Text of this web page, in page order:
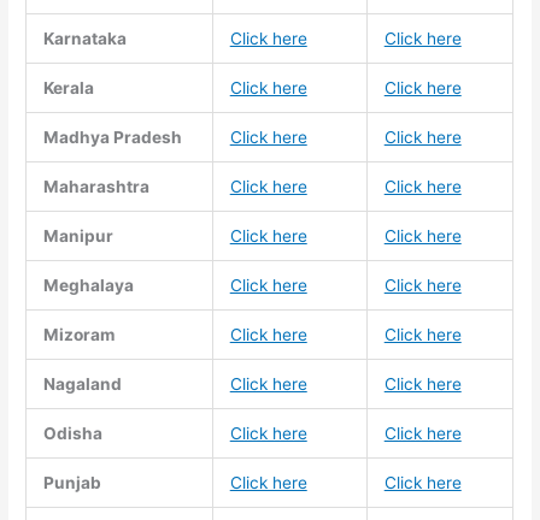
Karnataka Click here Click here
Kerala Click here Click here
Madhya Pradesh Click here Click here
Maharashtra Click here Click here
Manipur Click here Click here
Meghalaya Click here Click here
Mizoram Click here Click here
Nagaland Click here Click here
Odisha Click here Click here
Punjab Click here Click here